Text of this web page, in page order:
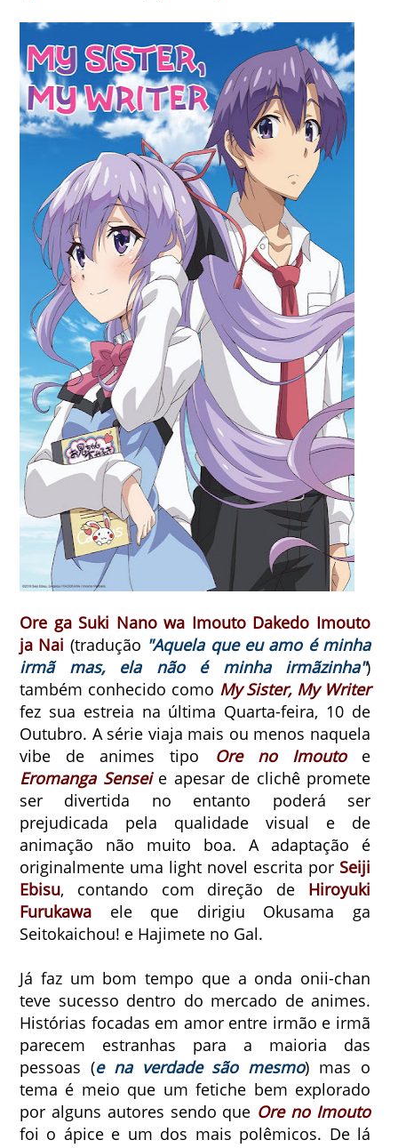
Ore ga Suki Nano wa Imouto Dakedo Imouto
ja Nai (tradução "Aquela que eu amo é minha
irmã mas, ela não é minha irmãzinha")
também conhecido como My Sister, My Writer
fez sua estreia na última Quarta-feira, 10 de
Outubro. A série viaja mais ou menos naquela
vibe de animes tipo
Ore no Imoutoe
Eromanga Senseie apesar de clichê promete
ser divertida no entanto poderá ser
prejudicada pela qualidade visual e de
animação não muito boa. A adaptação é
originalmente uma light novel escrita por Seiji
Ebisu, contando com direção de Hiroyuki
Furukawa ele que dirigiu Okusama ga
Seitokaichou! e Hajimete no Gal.
Já faz um bom tempo que a onda onii-chan
teve sucesso dentro do mercado de animes.
Histórias focadas em amor entre irmão e irmã
parecem estranhas para a maioria das
pessoas (e na verdade são mesmo) mas o
tema é meio que um fetiche bem explorado
por alguns autores sendo que Ore no Imouto
foi o ápice e um dos mais polêmicos. De lá